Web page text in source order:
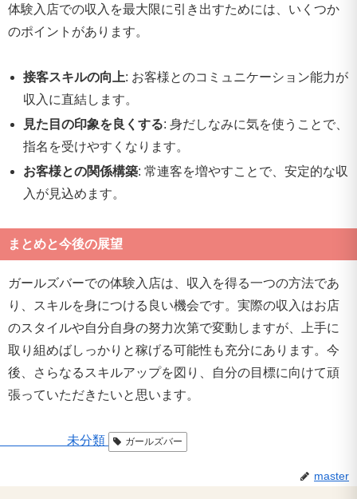
体験入店での収入を最大限に引き出すためには、いくつか
のポイントがあります。
接客スキルの向上: お客様とのコミュニケーション能力が
収入に直結します。
見た目の印象を良くする: 身だしなみに気を使うことで、
指名を受けやすくなります。
お客様との関係構築: 常連客を増やすことで、安定的な収
入が見込めます。
まとめと今後の展望
ガールズバーでの体験入店は、収入を得る一つの方法であ
り、スキルを身につける良い機会です。実際の収入はお店
のスタイルや自分自身の努力次第で変動しますが、上手に
取り組めばしっかりと稼げる可能性も充分にあります。今
後、さらなるスキルアップを図り、自分の目標に向けて頑
張っていただきたいと思います。
未分類 ガールズバー
master